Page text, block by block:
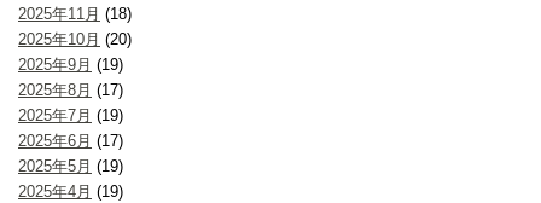
2025年11月 (18)
2025年10月 (20)
2025年9月 (19)
2025年8月 (17)
2025年7月 (19)
2025年6月 (17)
2025年5月 (19)
2025年4月 (19)